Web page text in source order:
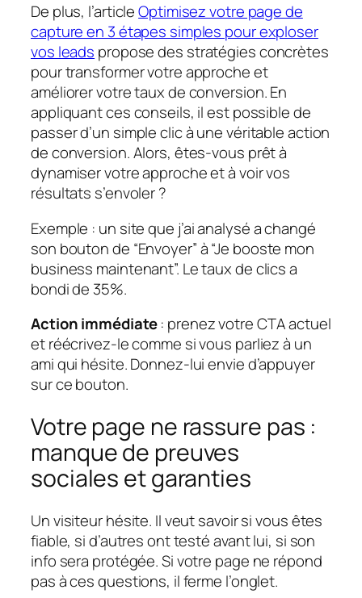
De plus, l’articleOptimisez votre page de
capture en 3 étapes simples pour exploser
vos leads propose des stratégies concrètes
pour transformer votre approche et
améliorer votre taux de conversion. En
appliquant ces conseils, il est possible de
passer d’un simple clic à une véritable action
de conversion. Alors, êtes-vous prêt à
dynamiser votre approche et à voir vos
résultats s’envoler ?
Exemple : un site que j’ai analysé a changé
son bouton de “Envoyer” à “Je booste mon
business maintenant”. Le taux de clics a
bondi de 35%.
Action immédiate: prenez votre CTA actuel
et réécrivez-le comme si vous parliez à un
ami qui hésite. Donnez-lui envie d’appuyer
sur ce bouton.
Votre page ne rassure pas :
manque de preuves
sociales et garanties
Un visiteur hésite. Il veut savoir si vous êtes
fiable, si d’autres ont testé avant lui, si son
info sera protégée. Si votre page ne répond
pas à ces questions, il ferme l’onglet.